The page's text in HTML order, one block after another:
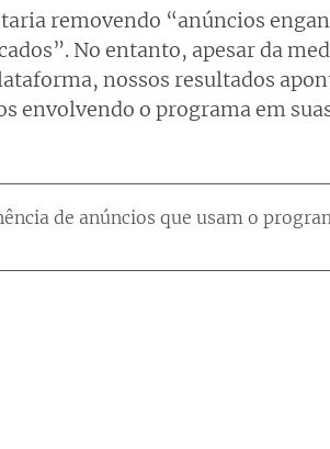
removendo “anúncios
No entanto, apesar da
nossos resultados
envolvendo o programa em
de anúncios que usam o